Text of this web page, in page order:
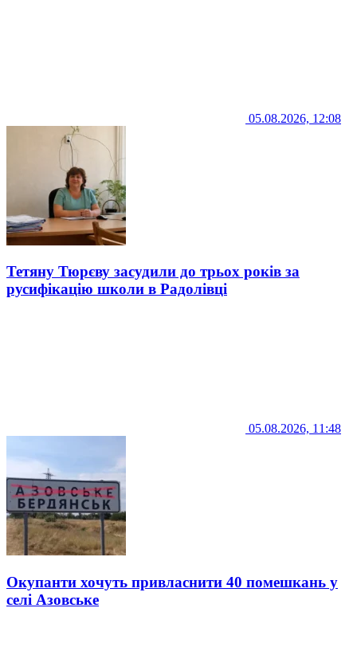
05.08.2026, 12:08
Тетяну Тюрєву засудили до трьох років за
русифікацію школи в Радолівці
05.08.2026, 11:48
Окупанти хочуть привласнити 40 помешкань у
селі Азовське